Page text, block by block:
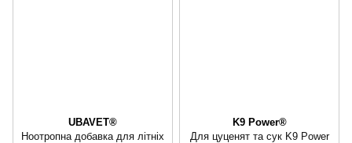
UBAVET®
Ноотропна добавка для літніх
K9 Power®
Для цуценят та сук K9 Power